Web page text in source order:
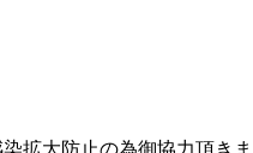
拡大防止の為御協力頂きま